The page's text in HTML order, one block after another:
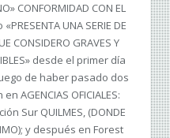
CONFORMIDAD CON EL
UNA SERIE DE
CONSIDERO GRAVES Y
desde el primer día
de haber pasado dos
AGENCIAS OFICIALES:
Sur QUILMES, (DONDE
y después en Forest